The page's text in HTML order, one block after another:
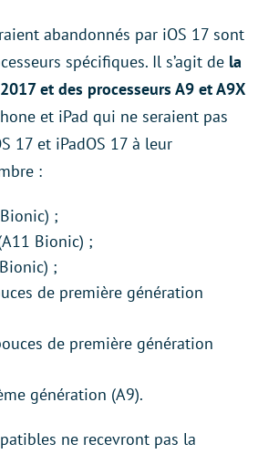
abandonnés par iOS 17 sont
spécifiques. Il s’agit de la
et des processeurs A9 et A9X
et iPad qui ne seraient pas
17 et iPadOS 17 à leur
:
;
Bionic) ;
;
de première génération
de première génération
génération (A9).
ne recevront pas la